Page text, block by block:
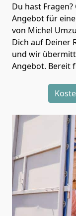
Du hast
Angebot für
von Michel
Dich auf Deiner
und wir
Angebot. Bereit